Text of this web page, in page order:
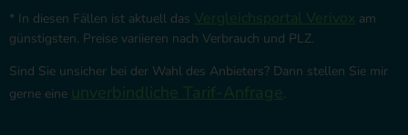
* In diesen Fällen ist aktuell das
am
günstigsten. Preise variieren nach Verbrauch und PLZ.
Sind Sie unsicher bei der Wahl des Anbieters? Dann stellen Sie mir
gerne eine
.